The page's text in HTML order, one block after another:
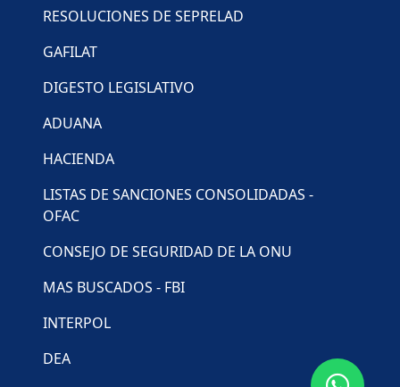
RESOLUCIONES DE SEPRELAD
GAFILAT
DIGESTO LEGISLATIVO
ADUANA
HACIENDA
LISTAS DE SANCIONES CONSOLIDADAS -
OFAC
CONSEJO DE SEGURIDAD DE LA ONU
MAS BUSCADOS - FBI
INTERPOL
DEA